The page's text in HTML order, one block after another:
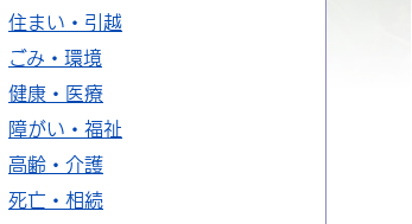
住まい・引越
ごみ・環境
健康・医療
障がい・福祉
高齢・介護
死亡・相続